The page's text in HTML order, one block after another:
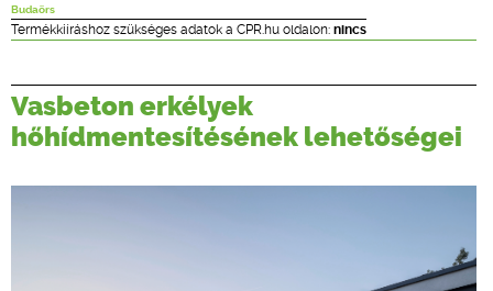
ÉPÍTÉSI JOG
ONLINE KÉPZÉSEK
TERVEZÉSI SEGÉDLETEK
Budaörs
Termékkiíráshoz szükséges adatok a CPR.hu oldalon: nincs
Vasbeton erkélyek
hőhídmentesítésének lehetőségei